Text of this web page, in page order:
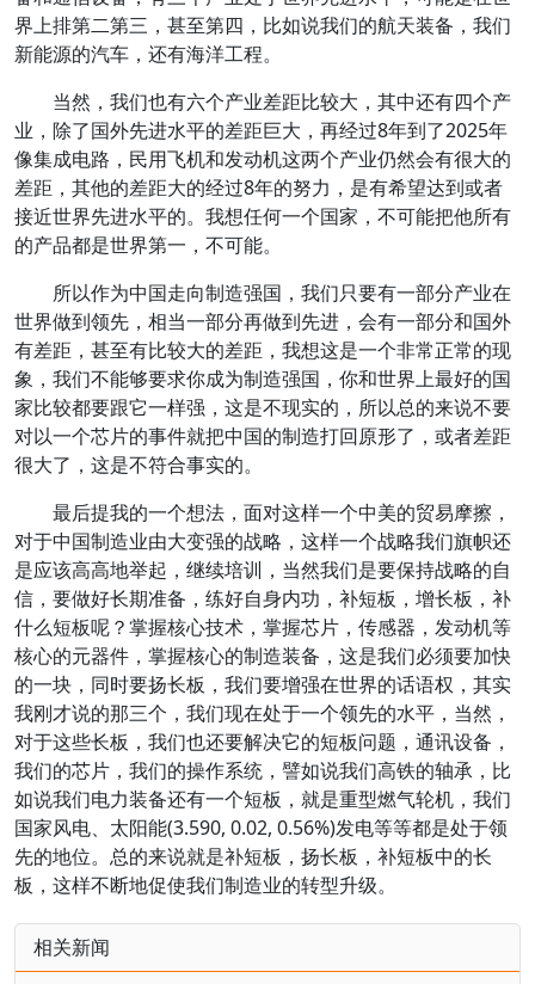
界上排第二第三，甚至第四，比如说我们的航天装备，我们
新能源的汽车，还有海洋工程。
当然，我们也有六个产业差距比较大，其中还有四个产
业，除了国外先进水平的差距巨大，再经过8年到了2025年
像集成电路，民用飞机和发动机这两个产业仍然会有很大的
差距，其他的差距大的经过8年的努力，是有希望达到或者
接近世界先进水平的。我想任何一个国家，不可能把他所有
的产品都是世界第一，不可能。
所以作为中国走向制造强国，我们只要有一部分产业在
世界做到领先，相当一部分再做到先进，会有一部分和国外
有差距，甚至有比较大的差距，我想这是一个非常正常的现
象，我们不能够要求你成为制造强国，你和世界上最好的国
家比较都要跟它一样强，这是不现实的，所以总的来说不要
对以一个芯片的事件就把中国的制造打回原形了，或者差距
很大了，这是不符合事实的。
最后提我的一个想法，面对这样一个中美的贸易摩擦，
对于中国制造业由大变强的战略，这样一个战略我们旗帜还
是应该高高地举起，继续培训，当然我们是要保持战略的自
信，要做好长期准备，练好自身内功，补短板，增长板，补
什么短板呢？掌握核心技术，掌握芯片，传感器，发动机等
核心的元器件，掌握核心的制造装备，这是我们必须要加快
的一块，同时要扬长板，我们要增强在世界的话语权，其实
我刚才说的那三个，我们现在处于一个领先的水平，当然，
对于这些长板，我们也还要解决它的短板问题，通讯设备，
我们的芯片，我们的操作系统，譬如说我们高铁的轴承，比
如说我们电力装备还有一个短板，就是重型燃气轮机，我们
国家风电、太阳能(3.590, 0.02, 0.56%)发电等等都是处于领
先的地位。总的来说就是补短板，扬长板，补短板中的长
板，这样不断地促使我们制造业的转型升级。
相关新闻